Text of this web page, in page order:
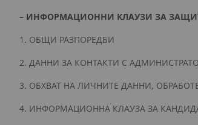
– ИНФОРМАЦИОННИ КЛАУЗИ ЗА
1. ОБЩИ РАЗПОРЕДБИ
2. ДАННИ ЗА КОНТАКТИ С
3. ОБХВАТ НА ЛИЧНИТЕ ДАННИ,
4. ИНФОРМАЦИОННА КЛАУЗА ЗА